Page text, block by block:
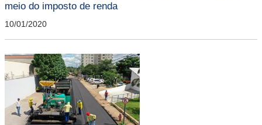
meio do imposto de renda
10/01/2020